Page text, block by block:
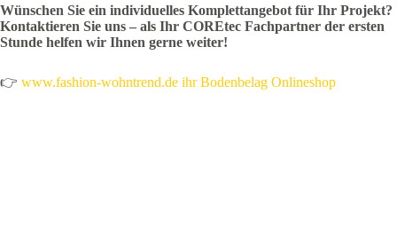
Wünschen Sie ein individuelles Komplettangebot für Ihr Projekt?
Kontaktieren Sie uns – als Ihr COREtec Fachpartner der ersten
Stunde helfen wir Ihnen gerne weiter!
👉 www.fashion-wohntrend.de ihr Bodenbelag Onlineshop